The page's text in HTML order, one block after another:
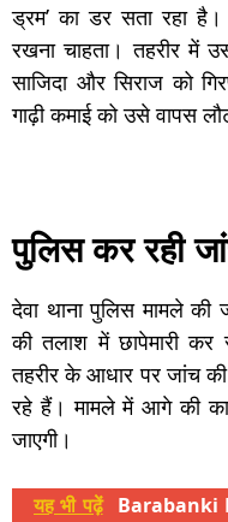
ड्रम’ का डर सता रहा
रखना चाहता। तहरीर में
साजिदा और सिराज को
गाढ़ी कमाई को उसे वापस
पुलिस कर रही
देवा थाना पुलिस मामले
की तलाश में छापेमारी कर
तहरीर के आधार पर जांच की
रहे हैं। मामले में आगे की
जाएगी।
यह भी पढ़ें
Barabanki